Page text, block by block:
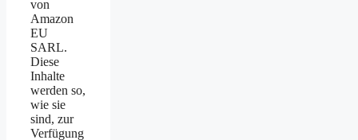
von
Amazon
EU
SARL.
Diese
Inhalte
werden so,
wie sie
sind, zur
Verfügung